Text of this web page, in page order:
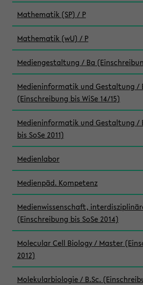
Mathematik (SP) / P
Mathematik (wU) / P
Mediengestaltung / Ba
Medieninformatik und Gestaltung /
(Einschreibung bis WiSe 14/15)
Medieninformatik und Gestaltung /
bis SoSe 2011)
Medienlabor
Medienpäd. Kompetenz
Medienwissenschaft,
(Einschreibung bis SoSe 2014)
Molecular Cell Biology / Master
2012)
Molekularbiologie / B.Sc.